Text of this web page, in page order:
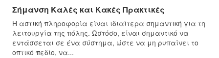
Σήμανση Καλές και Κακές Πρακτικές
Η αστική πληροφορία είναι ιδιαίτερα σημαντική για τη
λειτουργία της πόλης. Ωστόσο, είναι σημαντικό να
εντάσσεται σε ένα σύστημα, ώστε να μη ρυπαίνει το
οπτικό πεδίο, να...